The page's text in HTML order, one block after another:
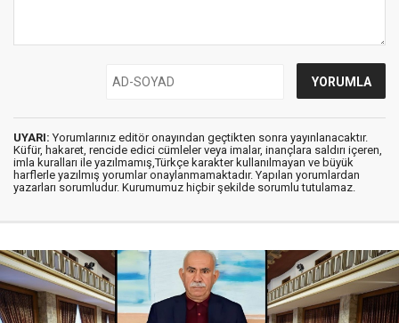
UYARI: Yorumlarınız editör onayından geçtikten sonra yayınlanacaktır.
Küfür, hakaret, rencide edici cümleler veya imalar, inançlara saldırı içeren,
imla kuralları ile yazılmamış,Türkçe karakter kullanılmayan ve büyük
harflerle yazılmış yorumlar onaylanmamaktadır. Yapılan yorumlardan
yazarları sorumludur. Kurumumuz hiçbir şekilde sorumlu tutulamaz.